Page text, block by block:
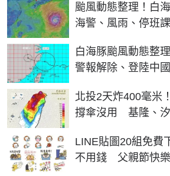
颱風動態整理！白
海警、風雨、停班
白海豚颱風動態整
警報解除、登陸中
北投2天炸400毫米
撐傘沒用 基隆、
LINE貼圖20組免費
不用錢 父親節快樂